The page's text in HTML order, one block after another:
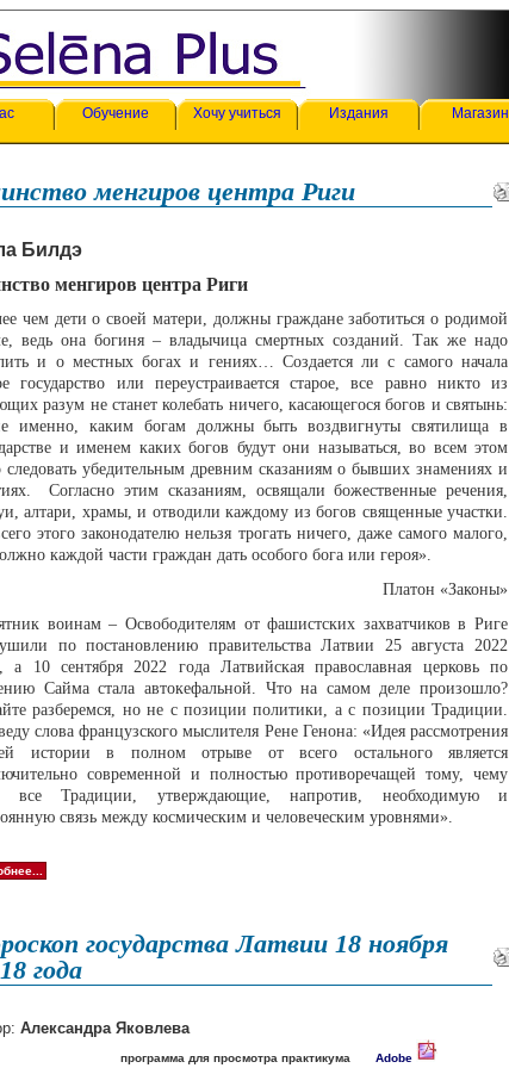
Обучение Хочу учиться Издания Магазин
менгиров центра Риги
Билдэ
менгиров центра Риги
чем дети о своей матери, должны граждане заботиться о родимой
ведь она богиня – владычица смертных созданий. Так же надо
и о местных богах и гениях… Создается ли с самого начала
государство или переустраивается старое, все равно никто из
разум не станет колебать ничего, касающегося богов и святынь:
именно, каким богам должны быть воздвигнуты святилища в
и именем каких богов будут они называться, во всем этом
следовать убедительным древним сказаниям о бывших знамениях и
Согласно этим сказаниям, освящали божественные речения,
алтари, храмы, и отводили каждому из богов священные участки.
этого законодателю нельзя трогать ничего, даже самого малого,
каждой части граждан дать особого бога или героя».
«Законы»
воинам – Освободителям от фашистских захватчиков в Риге
по постановлению правительства Латвии 25 августа 2022
а 10 сентября 2022 года Латвийская православная церковь по
Сайма стала автокефальной. Что на самом деле произошло?
разберемся, но не с позиции политики, а с позиции Традиции.
слова французского мыслителя Рене Генона: «Идея рассмотрения
истории в полном отрыве от всего остального является
современной и полностью противоречащей тому, чему
все Традиции, утверждающие, напротив, необходимую и
связь между космическим и человеческим уровнями».
государства Латвии 18 ноября
года
Александра Яковлева
программа для просмотра практикума Adobe